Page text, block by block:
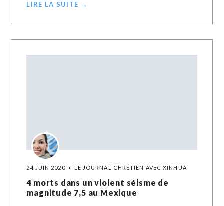
LIRE LA SUITE →
24 JUIN 2020 LE JOURNAL CHRÉTIEN AVEC XINHUA
4 morts dans un violent séisme de
magnitude 7,5 au Mexique